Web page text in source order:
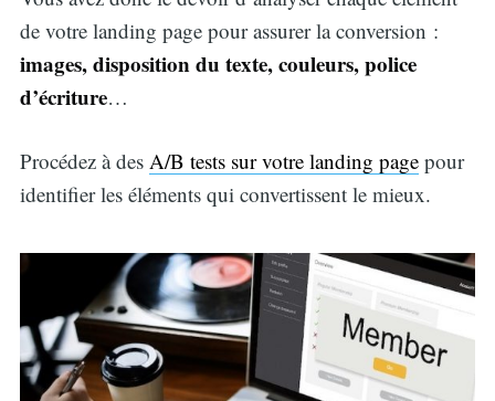
de votre landing page pour assurer la conversion :
images, disposition du texte, couleurs, police
d’écriture…
Procédez à des A/B tests sur votre landing pagepour
identifier les éléments qui convertissent le mieux.